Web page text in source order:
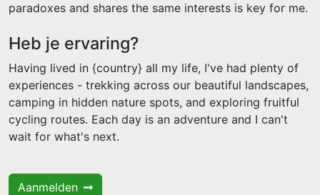
paradoxes and shares the same interests is key for me.
Heb je ervaring?
Having lived in {country} all my life, I've had plenty of
experiences - trekking across our beautiful landscapes,
camping in hidden nature spots, and exploring fruitful
cycling routes. Each day is an adventure and I can't
wait for what's next.
Aanmelden